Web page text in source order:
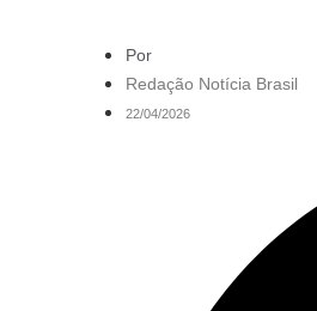
Por
Redação Notícia Brasil
22/04/2026